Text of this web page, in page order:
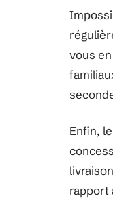
vous
Enfin,
rapport